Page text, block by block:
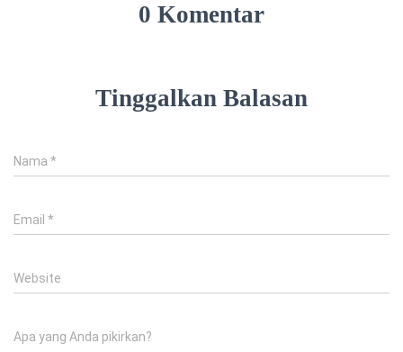
0 Komentar
Tinggalkan Balasan
Nama *
Email *
Website
Apa yang Anda pikirkan?